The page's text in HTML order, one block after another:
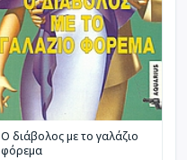
Ο διάβολος με το γαλάζιο
φόρεμα